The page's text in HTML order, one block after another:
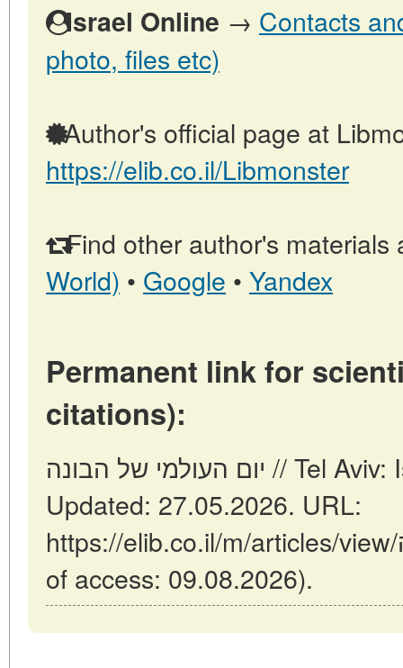
Israel Online → Contacts
photo, files etc)
Author's official page at
https://elib.co.il/Libmonster
Find other author's materials
World) • Google • Yandex
Permanent link for
citations):
יום העולמי של הבונה // Tel Aviv: Israel (ELIB.CO.IL).
Updated: 27.05.2026. URL:
https://elib.co.il/m/articles/view/יום-העולמי-של-הבונה (date
of access: 09.08.2026).